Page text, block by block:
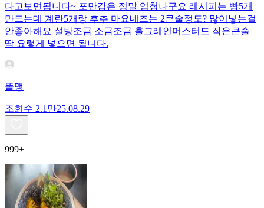
다고보면됩니다~ 포만감은 정말 엄청나구요 레시피는 빵5개
만드는데 계란5개랑 후추 마요네즈는 2큰술정도? 많이넣는걸
안좋아해요 설탕조금 소금조금 홀그레인머스터드 작은큰술
딱 요렇게 넣으면 됩니다.
똘맹
조회수 2.1만25.08.29
999+